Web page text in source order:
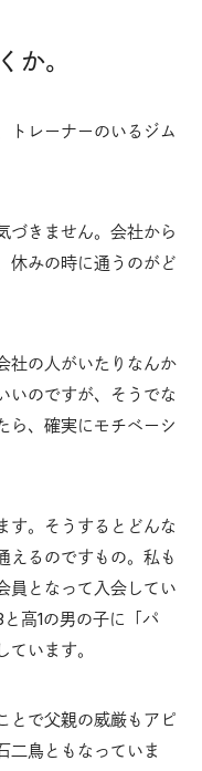
か。
トレーナーのいるジム
づきません。会社から
休みの時に通うのがど
社の人がいたりなんか
いのですが、そうでな
ら、確実にモチベーシ
す。そうするとどんな
えるのですもの。私も
員となって入会してい
高1の男の子に「パ
います。
とで父親の威厳もアピ
二鳥ともなっていま